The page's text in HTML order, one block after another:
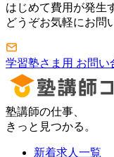
はじめて費用が発生
どうぞお気軽にお問
学習塾さま用 お問い
塾講師の仕事、
きっと見つかる。
新着求人一覧